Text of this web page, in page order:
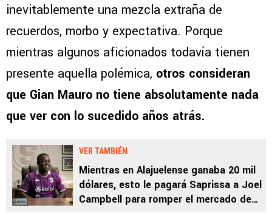
inevitablemente una mezcla extraña de
recuerdos, morbo y expectativa. Porque
mientras algunos aficionados todavía tienen
presente aquella polémica, otros consideran
que Gian Mauro no tiene absolutamente nada
que ver con lo sucedido años atrás.
VER TAMBIÉN
Mientras en Alajuelense ganaba 20 mil
dólares, esto le pagará Saprissa a Joel
Campbell para romper el mercado de